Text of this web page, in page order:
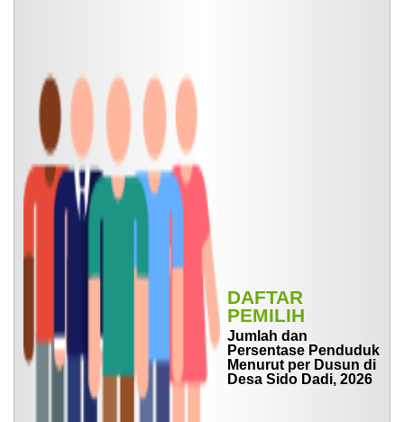
STATISTIK
PENDUDUK
DAFTAR
PEMILIH
Jumlah dan
Persentase Penduduk
Menurut per Dusun di
Desa Sido Dadi, 2026